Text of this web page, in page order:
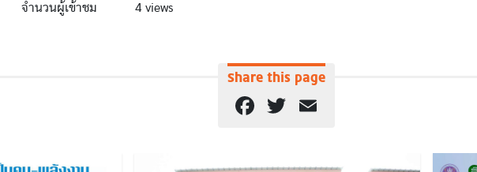
จำนวนผู้เข้าชม
4 views
Share this page
Facebook
Twitter